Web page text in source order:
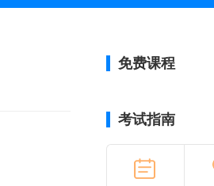
免费课程
考试指南